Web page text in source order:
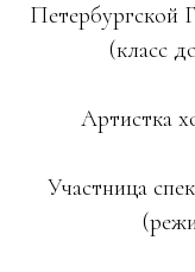
Петербургской
(класс
Артистка
Участница